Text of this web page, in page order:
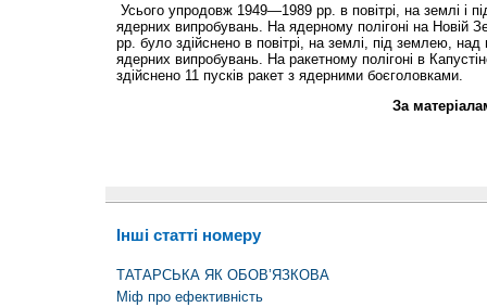
Усього упродовж 1949—1989 рр. в повітрі, на землі і
ядерних випробувань. На ядерному полігоні на Новій
рр. було здійснено в повітрі, на землі, під землею,
ядерних випробувань. На ракетному полігоні в
здійснено 11 пусків ракет з ядерними боєголовками.
За
Інші статті номеру
ТАТАРСЬКА ЯК ОБОВ’ЯЗКОВА
Міф про ефективність